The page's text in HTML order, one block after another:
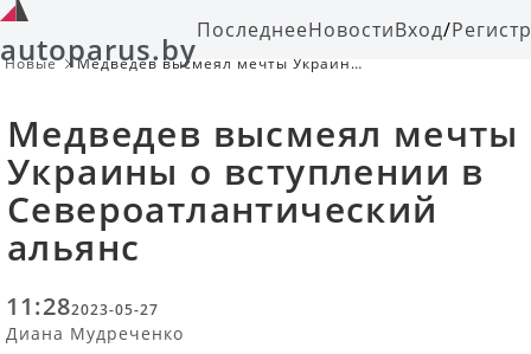
autoparus.byПоследнееНовостиВход/
Новые
Медведев высмеял мечты Украины
Медведев высмеял мечты
Украины о вступлении в
Североатлантический
альянс
11:282023-05-27
Диана Мудреченко